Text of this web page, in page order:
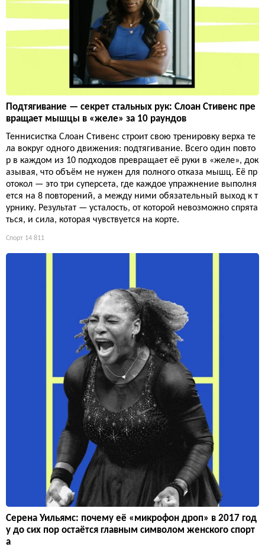
Подтягивание — секрет стальных рук: Слоан Стивенс пре
вращает мышцы в «желе» за 10 раундов
Теннисистка Слоан Стивенс строит свою тренировку верха те
ла вокруг одного движения: подтягивание. Всего один повто
р в каждом из 10 подходов превращает её руки в «желе», док
азывая, что объём не нужен для полного отказа мышц. Её пр
отокол — это три суперсета, где каждое упражнение выполня
ется на 8 повторений, а между ними обязательный выход к т
урнику. Результат — усталость, от которой невозможно спрята
ться, и сила, которая чувствуется на корте.
Спорт 14 811
Серена Уильямс: почему её «микрофон дроп» в 2017 год
у до сих пор остаётся главным символом женского спорт
а